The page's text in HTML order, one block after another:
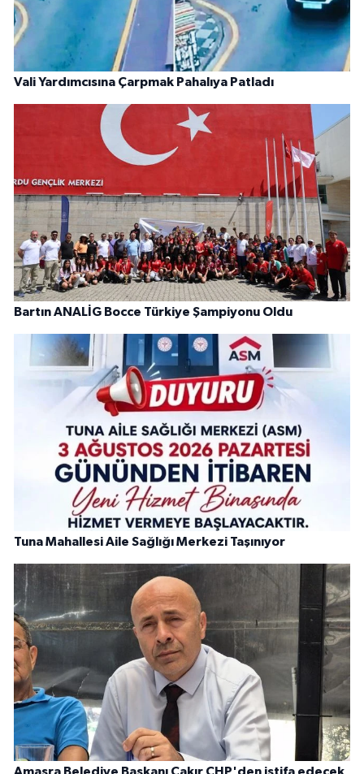
Vali Yardımcısına Çarpmak Pahalıya Patladı
Bartın ANALİG Bocce Türkiye Şampiyonu Oldu
Tuna Mahallesi Aile Sağlığı Merkezi Taşınıyor